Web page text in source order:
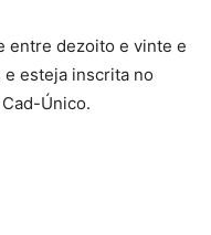
entre dezoito e vinte e
e esteja inscrita no
Único.